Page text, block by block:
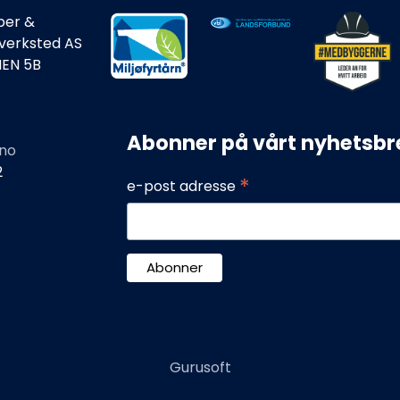
&
AS
5B
Abonner på vårt
e-post adresse *
Gurusoft